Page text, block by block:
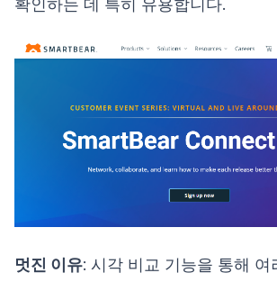
확인하는 데 특히 유용합니다.
멋진 이유: 시각 비교 기능을 통해 여